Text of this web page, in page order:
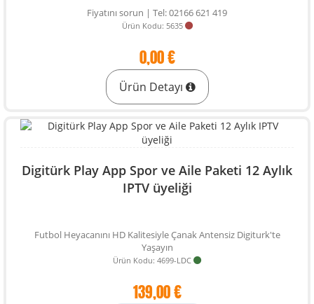
Fiyatını sorun | Tel: 02166 621 419
Ürün Kodu: 5635
0,00 €
Ürün Detayı
Digitürk Play App Spor ve Aile Paketi 12 Aylık
IPTV üyeliği
Futbol Heyacanını HD Kalitesiyle Çanak Antensiz Digiturk'te
Yaşayın
Ürün Kodu: 4699-LDC
139,00 €